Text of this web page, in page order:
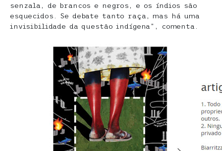
senzala, de brancos e negros, e os índios são
esquecidos. Se debate tanto raça, mas há uma
invisibilidade da questão indígena”, comenta.